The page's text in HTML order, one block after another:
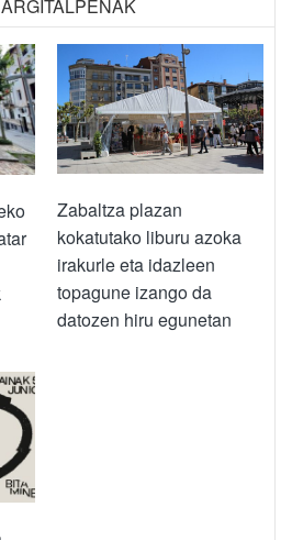
Zabaltza plazan
kokatutako liburu azoka
irakurle eta idazleen
topagune izango da
datozen hiru egunetan